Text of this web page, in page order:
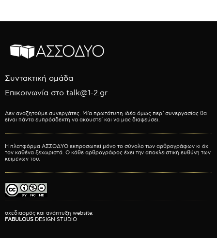
Συντακτική ομάδα
Επικοινωνία στο talk@1-2.gr
Δεν αναζητούμε συνεργάτες. Μία πρωτότυπη ιδέα όμως περί συνεργασίας θα
είναι πάντα ευπρόσδεκτη να ακουστεί και να μας διαψεύσει.
Η πλατφόρμα ΑΣΣΟΔΥΟ εκπροσωπεί μόνο το σύνολο των αρθρογράφων κι όχι
τον καθένα ξεχωριστά. Ο κάθε αρθρογράφος έχει την αποκλειστική ευθύνη των
κειμένων του.
σχεδιασμός και ανάπτυξη website:
FABULOUS DESIGN STUDIO